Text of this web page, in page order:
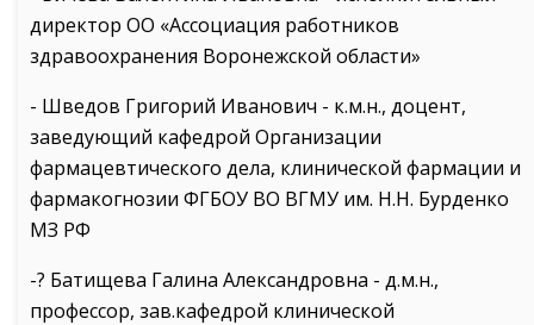
директор ОО «Ассоциация работников
здравоохранения Воронежской области»
- Шведов Григорий Иванович - к.м.н., доцент,
заведующий кафедрой Организации
фармацевтического дела, клинической фармации и
фармакогнозии ФГБОУ ВО ВГМУ им. Н.Н. Бурденко
МЗ РФ
-? Батищева Галина Александровна - д.м.н.,
профессор, зав.кафедрой клинической